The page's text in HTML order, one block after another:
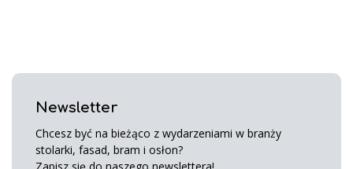
Newsletter
Chcesz być na bieżąco z wydarzeniami w branży
stolarki, fasad, bram i osłon?